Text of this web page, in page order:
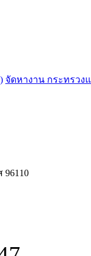
จัดหางาน กระทรวง
96110